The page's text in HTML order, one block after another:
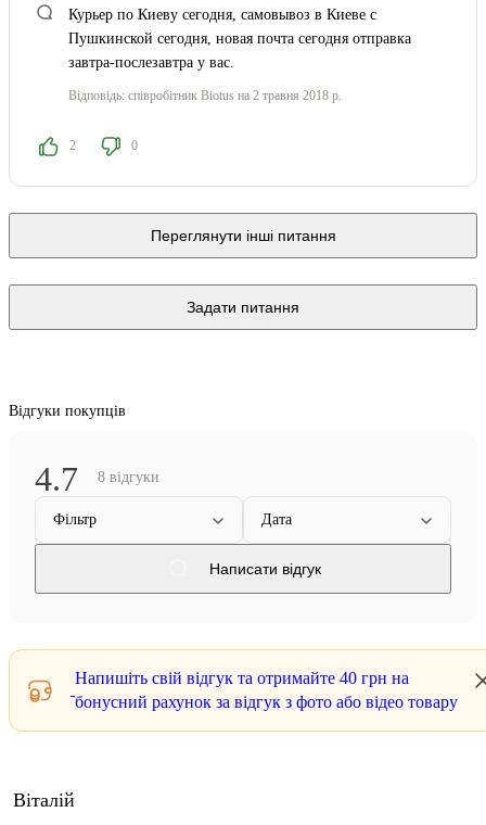
Курьер по Киеву сегодня, самовывоз в Киеве с
Пушкинской сегодня, новая почта сегодня отправка
завтра-послезавтра у вас.
Відповідь: співробітник Biotus на 2 травня 2018 р.
2 0
Переглянути інші питання
Задати питання
Відгуки покупців
4.7 8 відгуки
Фільтр Дата
Написати відгук
Напишіть свій відгук та отримайте 40 грн на
бонусний рахунок за відгук з фото або відео товару
Віталій